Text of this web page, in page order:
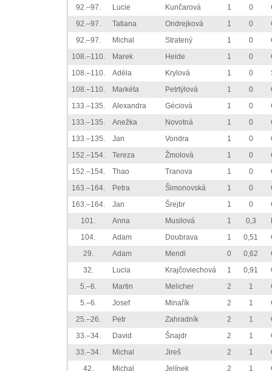
92.–97.
Lucie Kunčarová 1 0
92.–97.
Tatiana Ondrejková 1 0
92.–97.
Michal Stratený 1 0
108.–110.
Marek Heide 1 0
108.–110.
Adéla Krylová 1 0
108.–110.
Markéta Petrtýlová 1 0
133.–135.
Alexandra Géciová 1 0
133.–135.
Anežka Novotná 1 0
133.–135.
Jan Vondra 1 0
152.–154.
Tereza Žmolová 1 0
152.–154.
Thao Tranova 1 0
163.–164.
Petra Šimonovská 1 0
163.–164.
Jan Šrejbr 1 0
101.
Anna Musilová 1 0,3
104.
Adam Doubrava 1 0,51
29.
Adam Mendl 0 0,62
32.
Lucia Krajčoviechová 1 0,91
5.–6.
Martin Melicher 2 1
5.–6.
Josef Minařík 2 1
25.–26.
Petr Zahradník 2 1
33.–34.
David Šnajdr 2 1
33.–34.
Michal Jireš 2 1
42.
Michal Jelínek 2 1